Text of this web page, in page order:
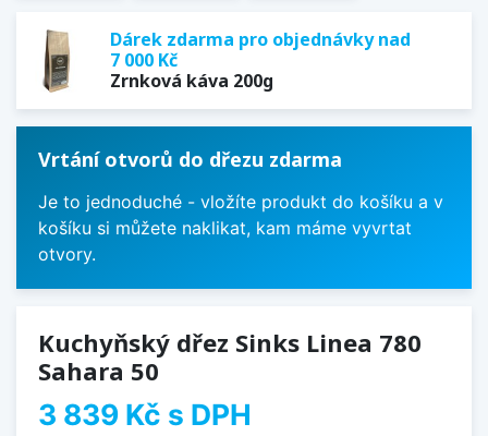
Dárek zdarma pro objednávky nad
7 000 Kč
Zrnková káva 200g
Vrtání otvorů do dřezu zdarma
Je to jednoduché - vložíte produkt do košíku a v
košíku si můžete naklikat, kam máme vyvrtat
otvory.
Kuchyňský dřez Sinks Linea 780
Sahara 50
3 839 Kč s DPH